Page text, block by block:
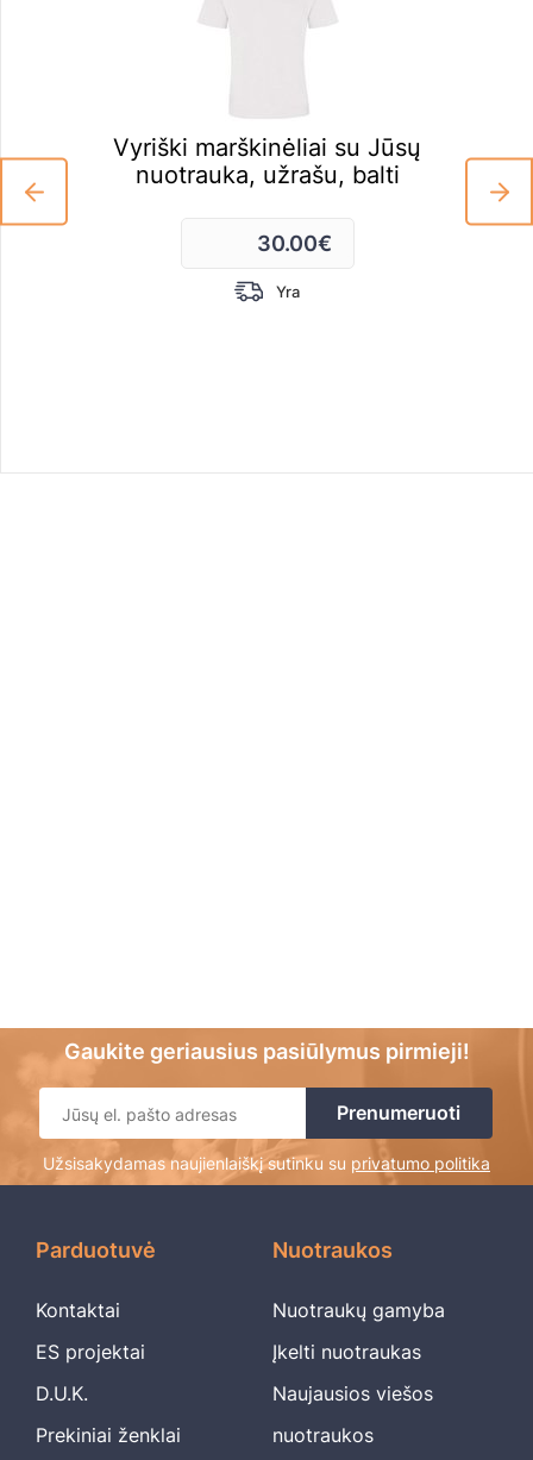
Vyriški marškinėliai su Jūsų
nuotrauka, užrašu, balti
30.00€
Yra
Gaukite geriausius pasiūlymus pirmieji!
Užsisakydamas naujienlaiškį sutinku su privatumo politika
Parduotuvė
Kontaktai
ES projektai
D.U.K.
Prekiniai ženklai
Nuotraukos
Nuotraukų gamyba
Įkelti nuotraukas
Naujausios viešos
nuotraukos